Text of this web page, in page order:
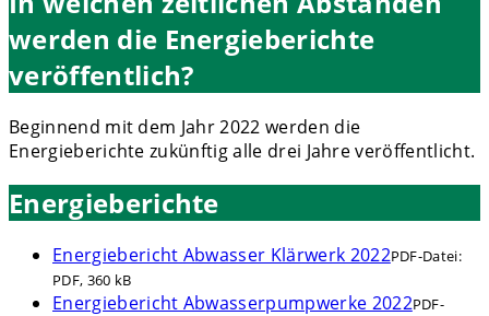
werden die Energieberichte
veröffentlich?
Beginnend mit dem Jahr 2022 werden die
Energieberichte zukünftig alle drei Jahre veröffentlicht.
Energieberichte
Energiebericht Abwasser Klärwerk 2022PDF-Datei:
PDF, 360 kB
Energiebericht Abwasserpumpwerke 2022PDF-